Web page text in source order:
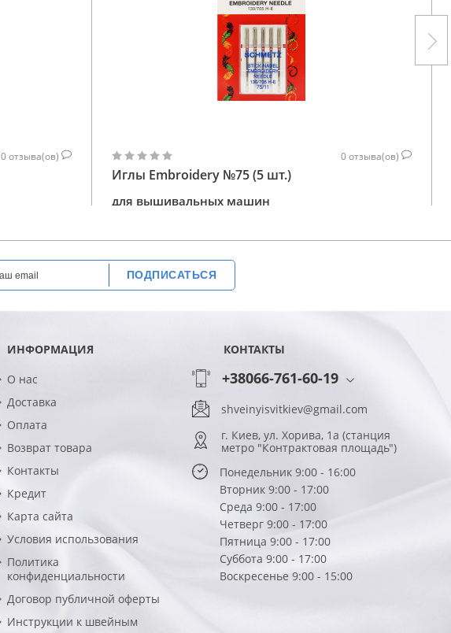
0отзыва(ов) 0отзыва(ов)
Иглы Embroidery №75 (5 шт.)
для вышивальных машин
ПОДПИСАТЬСЯ
ИНФОРМАЦИЯ
О нас
Доставка
Оплата
Возврат товара
Контакты
Кредит
Карта сайта
Условия использования
Политика
конфиденциальности
Договор публичной оферты
Инструкции к швейным
КОНТАКТЫ
+38066-761-60-19
shveinyisvitkiev@gmail.com
г. Киев, ул. Хорива, 1а (станция
метро "Контрактовая площадь")
Понедельник 9:00 - 16:00
Вторник 9:00 - 17:00
Среда 9:00 - 17:00
Четверг 9:00 - 17:00
Пятница 9:00 - 17:00
Суббота 9:00 - 17:00
Воскресенье 9:00 - 15:00